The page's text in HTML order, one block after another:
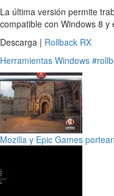
La última versión permite
compatible con Windows 8 y
Descarga | Rollback RX
Herramientas Windows
Mozilla y Epic Games